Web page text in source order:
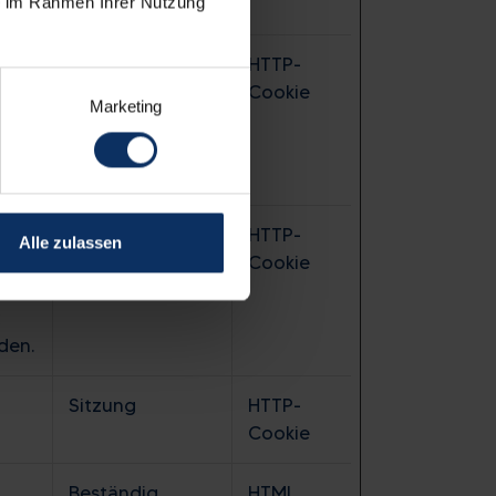
Marketing
Alle zulassen
Sitzung
HTTP-
Cookie
180 Tage
HTTP-
Cookie
Sitzung
HTTP-
Cookie